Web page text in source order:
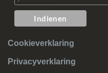
Cookieverklaring
Privacyverklaring